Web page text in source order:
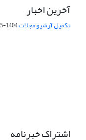
آخرین اخبار
تکمیل آرشیو مجلات1404-05-08
اشتراک خبرنامه